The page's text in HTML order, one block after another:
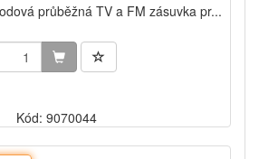
průběžná TV a FM zásuvka pr...
Kód: 9070044